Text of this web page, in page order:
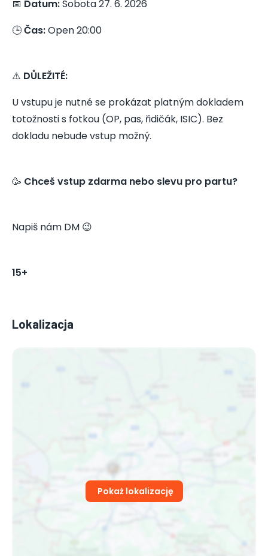
📅 Datum:Sobota 27. 6. 2026
🕒Čas:Open 20:00
⚠️ DŮLEŽITÉ:
U vstupu je nutné se prokázat platným dokladem
totožnosti s fotkou (OP, pas, řidičák, ISIC). Bez
dokladu nebude vstup možný.
🥳 Chceš vstup zdarma nebo slevu pro partu?
Napiš nám DM 😉
15+
Lokalizacja
Pokaż lokalizację